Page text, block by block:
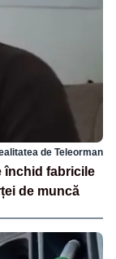
de Teleorman
închid fabricile
de muncă